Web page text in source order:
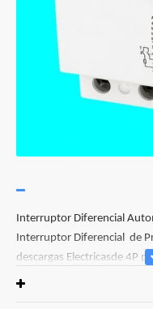
Interruptor Diferencial
Interruptor Diferencial de
descargas Electricasde 4P
personas, Aparamenta